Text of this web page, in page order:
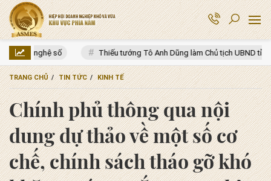
Thiếu tướng Tô Anh Dũng làm Chủ tịch UBND tỉnh Thanh Hóa
TRANG CHỦ TIN TỨC KINH TẾ
Chính phủ thông qua nội
dung dự thảo về một số cơ
chế, chính sách tháo gỡ khó